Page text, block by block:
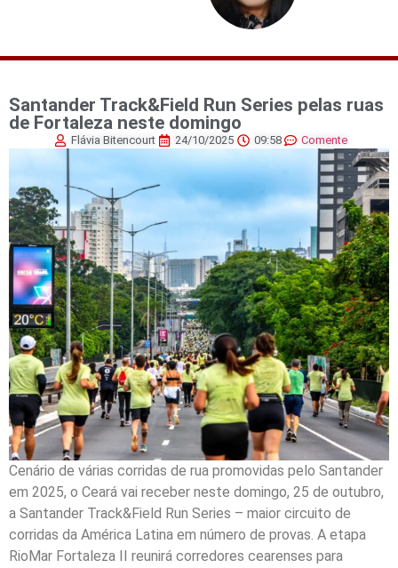
Santander Track&Field Run Series pelas ruas
de Fortaleza neste domingo
Flávia Bitencourt 24/10/2025 09:58 Comente
Cenário de várias corridas de rua promovidas pelo Santander
em 2025, o Ceará vai receber neste domingo, 25 de outubro,
a Santander Track&Field Run Series – maior circuito de
corridas da América Latina em número de provas. A etapa
RioMar Fortaleza II reunirá corredores cearenses para